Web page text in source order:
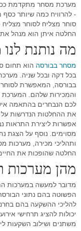
מערכת מסחר מתקדמת ככל
- להרוויח כמה שיותר
סוחר מצליח לסוחר
החלטה איתן הוא מנהל
מה נותנת
מסחר בבורסה הוא תחום
בכל דקה ובכל שניה.
בבורסה, המאפשרת
והמכירות שלהם. המערכת
לכם הנבחרים בהתאמה
את ההחלטות הנדרשות
אפשרות ליצירת התראות
מסוימים. נוסף על הצגת
ותהליכי מכירה, מערכות
החלטה שהופכות את
מהן מערכות
מדובר למעשה במערכות
הפשוטה בהם נתוני
להליכי ההשקעה בהם
יכולות להציג תרחישי
משתנים ושילוב השקעות